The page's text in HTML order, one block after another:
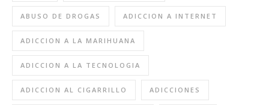
ABUSO DE DROGAS ADICCION A INTERNET
ADICCION A LA MARIHUANA
ADICCION A LA TECNOLOGIA
ADICCION AL CIGARRILLO ADICCIONES